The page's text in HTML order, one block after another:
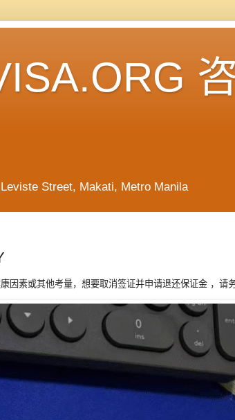
Street, Makati, Metro Manila
因素或其他考量，想要取消签证并申请退还保证金 ，请